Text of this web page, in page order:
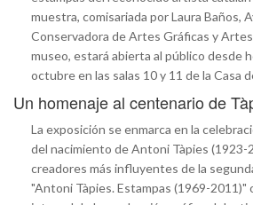
muestra, comisariada por Laura Baños,
Conservadora de Artes Gráficas y
museo, estará abierta al público desde
octubre en las salas 10 y 11 de la Casa
Un homenaje al centenario de
La exposición se enmarca en la
del nacimiento de Antoni Tàpies (1923-
creadores más influyentes de la
"Antoni Tàpies. Estampas (1969-2011)"